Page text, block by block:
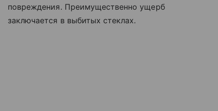
повреждения. Преимущественно ущерб
заключается в выбитых стеклах.